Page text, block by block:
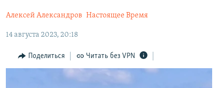
Вернутся
ИНФОГРАФИКА
ТЕЛЕПРОЕКТ КРЫМ.РЕАЛИИ
РАДІО СВОБОДА
КАК ОБОЙТИ БЛОКИРОВКУ
Алексей Александров Настоящее Время
14 августа 2023, 20:18
Поделиться Читать без VPN